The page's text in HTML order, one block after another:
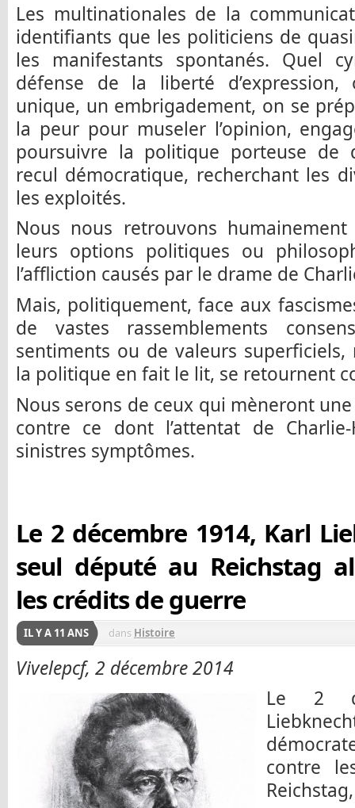
Les multinationales de la
identifiants que les politiciens de
les manifestants spontanés. Quel
défense de la liberté
unique, un embrigadement, on se
la peur pour museler l’opinion,
poursuivre la politique porteuse de
recul démocratique, recherchant les
les exploités.
Nous nous retrouvons
leurs options politiques ou
l’affliction causés par le drame de
Mais, politiquement, face aux
de vastes rassemblements
sentiments ou de valeurs
la politique en fait le lit, se retournent
Nous serons de ceux qui mèneront
contre ce dont l’attentat de
sinistres symptômes.
Le 2 décembre 1914, Karl
seul député au Reichstag
les crédits de guerre
IL Y A 11 ANS dans Histoire
Vivelepcf, 2 décembre 2014
Le 2
contre